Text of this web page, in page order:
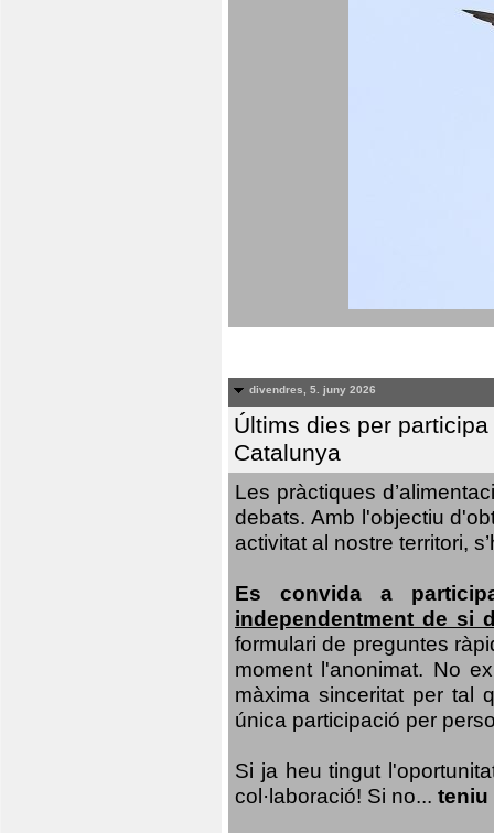
divendres, 5. juny 2026
Últims dies per
Catalunya
Les pràctiques
debats. Amb l'objectiu
activitat al nostre territori,
Es convida a
independentment de si
formulari de preguntes
moment l'anonimat. No
màxima sinceritat per tal
única participació per
Si ja heu tingut
col·laboració! Si no... teniu